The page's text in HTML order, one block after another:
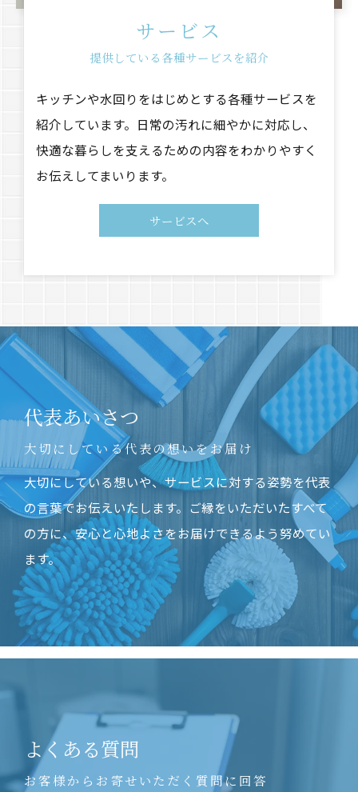
サービス
提供している各種サービスを紹介
キッチンや水回りをはじめとする各種サービスを
紹介しています。日常の汚れに細やかに対応し、
快適な暮らしを支えるための内容をわかりやすく
お伝えしてまいります。
サービスへ
代表あいさつ
大切にしている代表の想いをお届け
大切にしている想いや、サービスに対する姿勢を代表
の言葉でお伝えいたします。ご縁をいただいたすべて
の方に、安心と心地よさをお届けできるよう努めてい
ます。
よくある質問
お客様からお寄せいただく質問に回答